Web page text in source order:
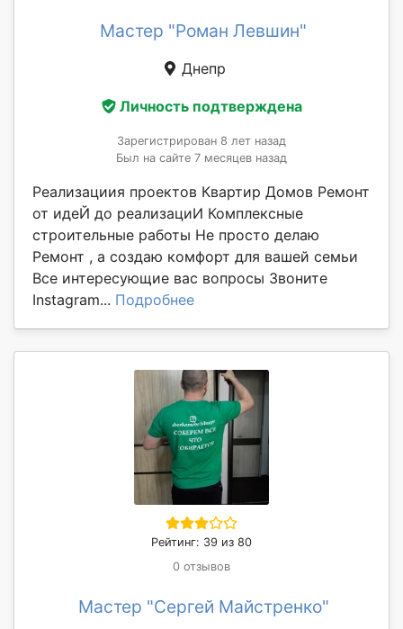
Мастер "Роман Левшин"
Днепр
Личность подтверждена
Зарегистрирован 8 лет назад
Был на сайте 7 месяцев назад
Реализациия проектов Квартир Домов Ремонт
от идеЙ до реализациИ Комплексные
строительные работы Не просто делаю
Ремонт , а создаю комфорт для вашей семьи
Все интересующие вас вопросы Звоните
Instagram... Подробнее
Рейтинг: 39 из 80
0 отзывов
Мастер "Сергей Майстренко"